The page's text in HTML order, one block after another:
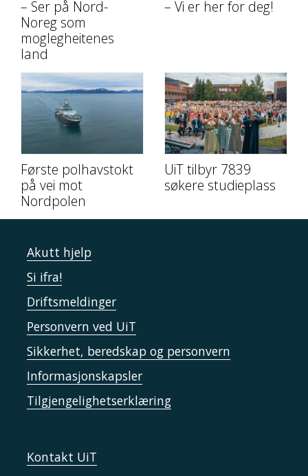
– Ser på Nord-
Noreg som
moglegheitenes
land
– Vi er her for deg!
Første polhavstokt
på vei mot
Nordpolen
UiT tilbyr 7839
søkere studieplass
Akutt hjelp
Si ifra!
Driftsmeldinger
Personvern ved UiT
Sikkerhet, beredskap og personvern
Informasjonskapsler
Tilgjengelighetserklæring
Kontakt UiT